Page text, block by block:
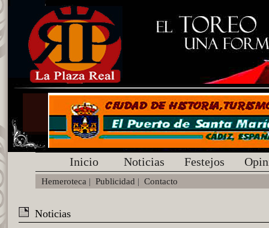
Inicio Noticias Festejos
Hemeroteca | Publicidad | Contacto
Noticias